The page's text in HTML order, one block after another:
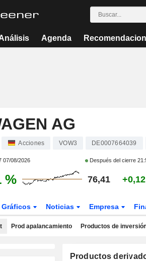
Agenda
AG
Acciones VOW3 DE0007664039
07/08/2026 Después del cierre
% 76,41
Gráficos Noticias Empresa
Prod apalancamiento Productos de
Productos